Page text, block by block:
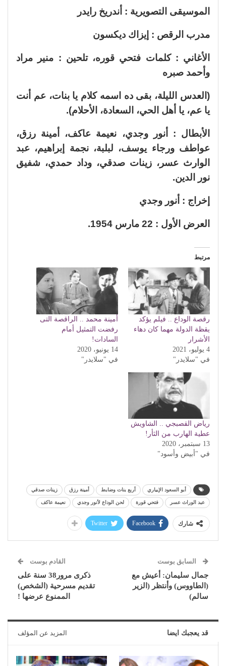
الموسيقى التصويرية : أندريخ رايدر
مدرب الرقص : إيزاك ديكسون
الأغاني : كلمات فتحي قوره، تلحين : منير مراد
وأحمد صبره
(العدس الليلة، بقى ده اسمه كلام يا بنات، عم أنت
يا عم، يا أهل الحي، السعادة، الأحلام).
الأبطال : أنور وجدي، نعيمة عاكف، أمينة رزق،
عواطف ورجاء يوسف، لبلبة، نجمة إبراهيم، عبد
الوارث عسر، زينات صدقي، وداد حمدي، شفيق
نور الدين.
إخراج : أنور وجدي
العرض الأول : 22 مارس 1954.
مرتبط
رقصة الوداع .. فيلم يؤكد
يقظة الدولة مهما كان دهاء
الأشرار
4 يوليو، 2021
في "سلايدر"
أمينة محمد .. الراقصة التى
رفضت التمثيل أمام
السادات!
14 يونيو، 2020
في "سلايدر"
رياض القصبجي .. الشاويش
عطية الهارب من الثأر!
13 سبتمبر، 2020
في "أبيض وأسود"
أبو السعود الإبياري أربع بنات وضابط أمينة رزق زينات صدقي
عبد الوراث عسر فتحي قورة لحن الوداع لأنور وجدي نعيمة عاكف
شارك Facebook
Twitter
السابق بوست
جمال سليمان: أعيش مع
(الطاووس) وأنتظر (الزير
سالم)
القادم بوست
ذكرى مرور38 سنة على
تقديم مسرحية (الشخص)
الممنوع عرضها !
قد يعجبك ايضا المزيد عن المؤلف